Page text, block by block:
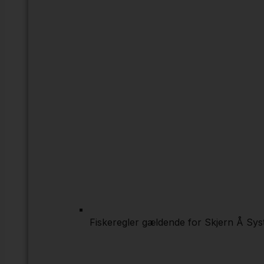
Fiskeregler gældende for Skjern Å